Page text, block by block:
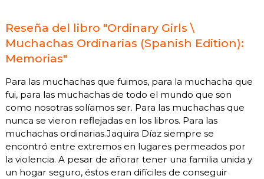
Reseña del libro "Ordinary Girls \
Muchachas Ordinarias (Spanish Edition):
Memorias"
Para las muchachas que fuimos, para la muchacha que
fui, para las muchachas de todo el mundo que son
como nosotras solíamos ser. Para las muchachas que
nunca se vieron reflejadas en los libros. Para las
muchachas ordinarias.Jaquira Díaz siempre se
encontró entre extremos en lugares permeados por
la violencia. A pesar de añorar tener una familia unida y
un hogar seguro, éstos eran difíciles de conseguir